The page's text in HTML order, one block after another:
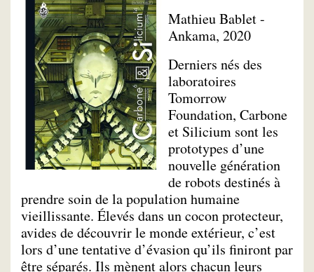
Mathieu Bablet -
Ankama, 2020
Derniers nés des
laboratoires
Tomorrow
Foundation, Carbone
et Silicium sont les
prototypes d’une
nouvelle génération
de robots destinés à
prendre soin de la population humaine
vieillissante. Élevés dans un cocon protecteur,
avides de découvrir le monde extérieur, c’est
lors d’une tentative d’évasion qu’ils finiront par
être séparés. Ils mènent alors chacun leurs